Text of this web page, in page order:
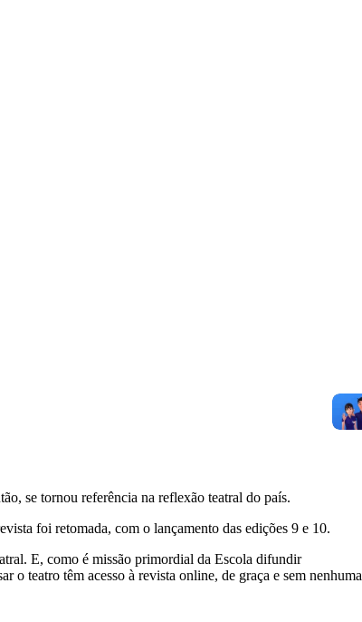
se tornou referência na reflexão teatral do país.
foi retomada, com o lançamento das edições 9 e 10.
E, como é missão primordial da Escola difundir
o teatro têm acesso à revista online, de graça e sem nenhuma